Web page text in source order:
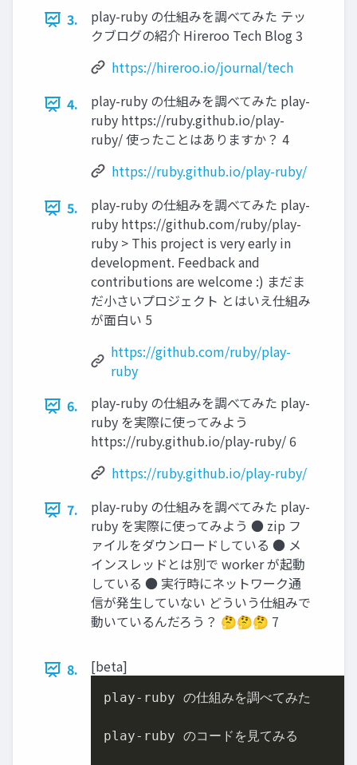
3.
play-ruby の仕組みを調べてみた テッ
クブログの紹介 Hireroo Tech Blog 3
https://hireroo.io/journal/tech
4.
play-ruby の仕組みを調べてみた play-
ruby https://ruby.github.io/play-
ruby/ 使ったことはありますか？ 4
https://ruby.github.io/play-ruby/
5.
play-ruby の仕組みを調べてみた play-
ruby https://github.com/ruby/play-
ruby > This project is very early in
development. Feedback and
contributions are welcome :) まだま
だ小さいプロジェクト とはいえ仕組み
が面白い 5
https://github.com/ruby/play-
ruby
6.
play-ruby の仕組みを調べてみた play-
ruby を実際に使ってみよう
https://ruby.github.io/play-ruby/ 6
https://ruby.github.io/play-ruby/
7.
play-ruby の仕組みを調べてみた play-
ruby を実際に使ってみよう ● zip フ
ァイルをダウンロードしている ● メ
インスレッドとは別で worker が起動
している ● 実行時にネットワーク通
信が発生していない どういう仕組みで
動いているんだろう？ 🤔🤔🤔 7
8. [beta]
play-ruby の仕組みを調べてみた
play-ruby のコードを見てみる